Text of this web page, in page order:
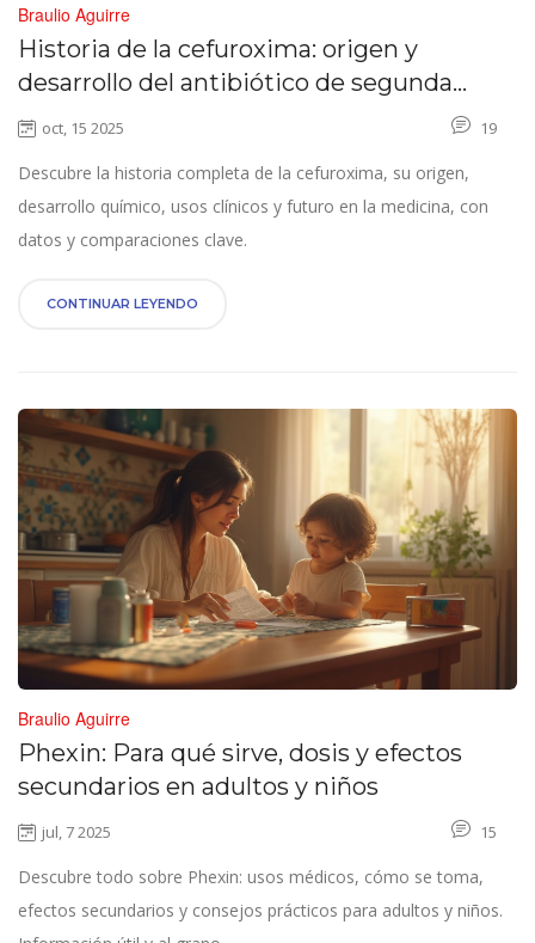
Braulio Aguirre
Historia de la cefuroxima: origen y
desarrollo del antibiótico de segunda
generación
oct, 15 2025 19
Descubre la historia completa de la cefuroxima, su origen,
desarrollo químico, usos clínicos y futuro en la medicina, con
datos y comparaciones clave.
CONTINUAR LEYENDO
Braulio Aguirre
Phexin: Para qué sirve, dosis y efectos
secundarios en adultos y niños
jul, 7 2025 15
Descubre todo sobre Phexin: usos médicos, cómo se toma,
efectos secundarios y consejos prácticos para adultos y niños.